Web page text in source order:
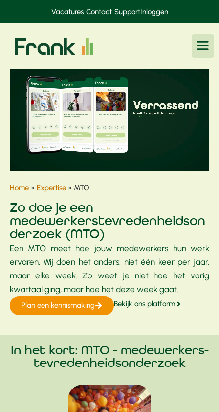
Vacatures Contact SupportInloggen
Home » Expertise » MTO
Zo doe je een
medewerkerstevredenheidson
derzoek (MTO)
Een MTO meet hoe jouw medewerkers hun werk
ervaren. Wij doen het anders: niet één keer per jaar,
maar elke week. Zo weet je niet hoe het vorig
kwartaal ging, maar hoe het deze week gaat.
Plan een kennismaking Bekijk ons platform
In het kort: MTO - medewerkers­
tevredenheids­onderzoek